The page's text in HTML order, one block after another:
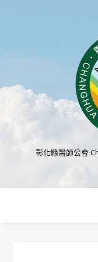
彰化縣醫師公會